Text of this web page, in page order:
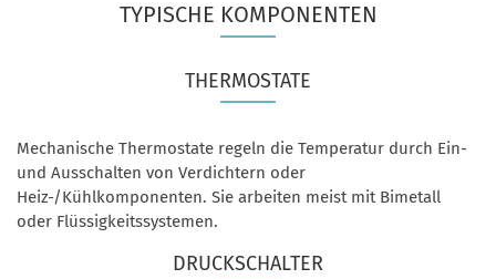
TYPISCHE KOMPONENTEN
THERMOSTATE
Mechanische Thermostate regeln die Temperatur durch Ein-
und Ausschalten von Verdichtern oder
Heiz-/Kühlkomponenten. Sie arbeiten meist mit Bimetall
oder Flüssigkeitssystemen.
DRUCKSCHALTER